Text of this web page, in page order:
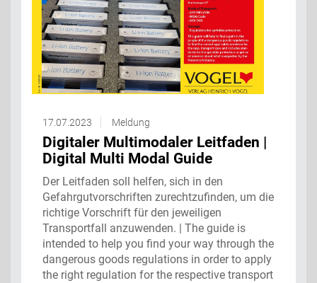
17.07.2023 Meldung
Digitaler Multimodaler Leitfaden |
Digital Multi Modal Guide
Der Leitfaden soll helfen, sich in den
Gefahrgutvorschriften zurechtzufinden, um die
richtige Vorschrift für den jeweiligen
Transportfall anzuwenden. | The guide is
intended to help you find your way through the
dangerous goods regulations in order to apply
the right regulation for the respective transport